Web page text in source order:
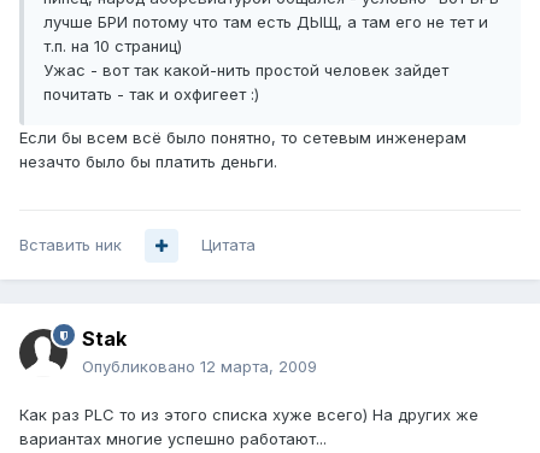
лучше БРИ потому что там есть ДЫЩ, а там его не тет и
т.п. на 10 страниц)
Ужас - вот так какой-нить простой человек зайдет
почитать - так и охфигеет :)
Если бы всем всё было понятно, то сетевым инженерам
незачто было бы платить деньги.
Вставить ник Цитата
Stak
Опубликовано 12 марта, 2009
Как раз PLC то из этого списка хуже всего) На других же
вариантах многие успешно работают...